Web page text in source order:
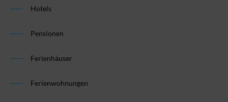
Hotels
Pensionen
Ferienhäuser
Ferienwohnungen